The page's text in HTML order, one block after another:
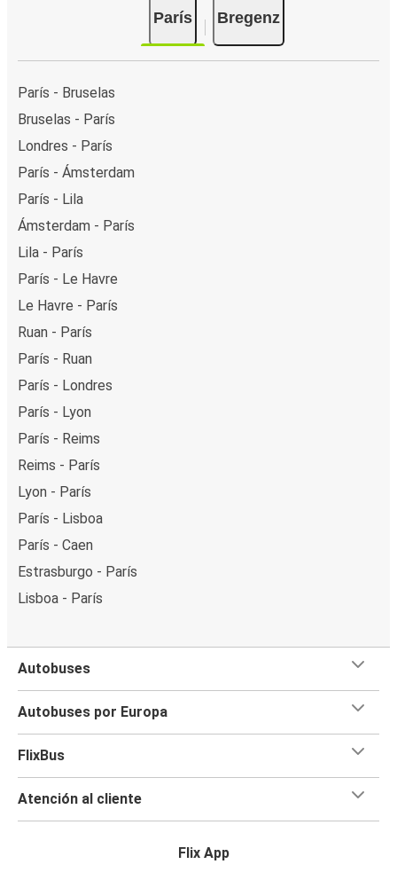
París Bregenz
París - Bruselas
Bruselas - París
Londres - París
París - Ámsterdam
París - Lila
Ámsterdam - París
Lila - París
París - Le Havre
Le Havre - París
Ruan - París
París - Ruan
París - Londres
París - Lyon
París - Reims
Reims - París
Lyon - París
París - Lisboa
París - Caen
Estrasburgo - París
Lisboa - París
Autobuses
Autobuses por Europa
FlixBus
Atención al cliente
Flix App